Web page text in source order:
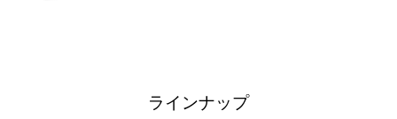
ラインナップ